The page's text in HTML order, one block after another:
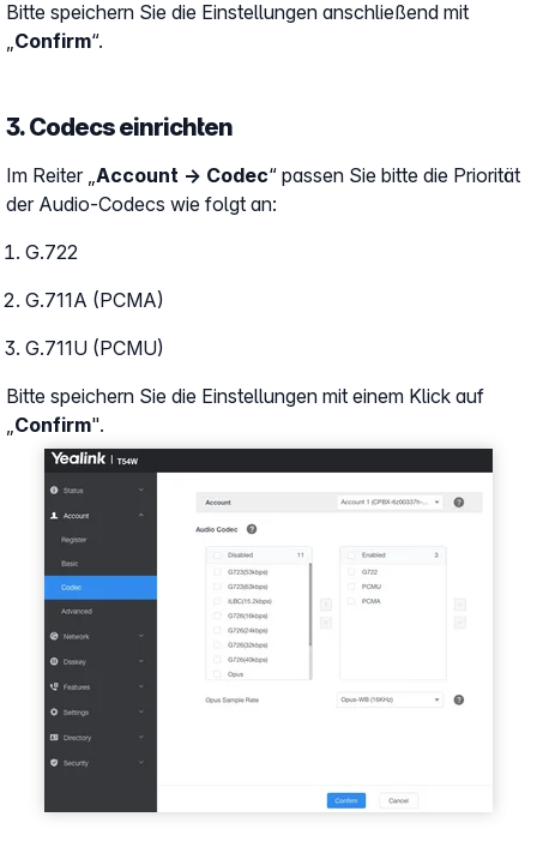
Bitte speichern Sie die Einstellungen anschließend mit
„Confirm“.
3. Codecs einrichten
Im Reiter „Account → Codec“ passen Sie bitte die Priorität
der Audio-Codecs wie folgt an:
G.722
G.711A (PCMA)
G.711U (PCMU)
Bitte speichern Sie die Einstellungen mit einem Klick auf
„Confirm".